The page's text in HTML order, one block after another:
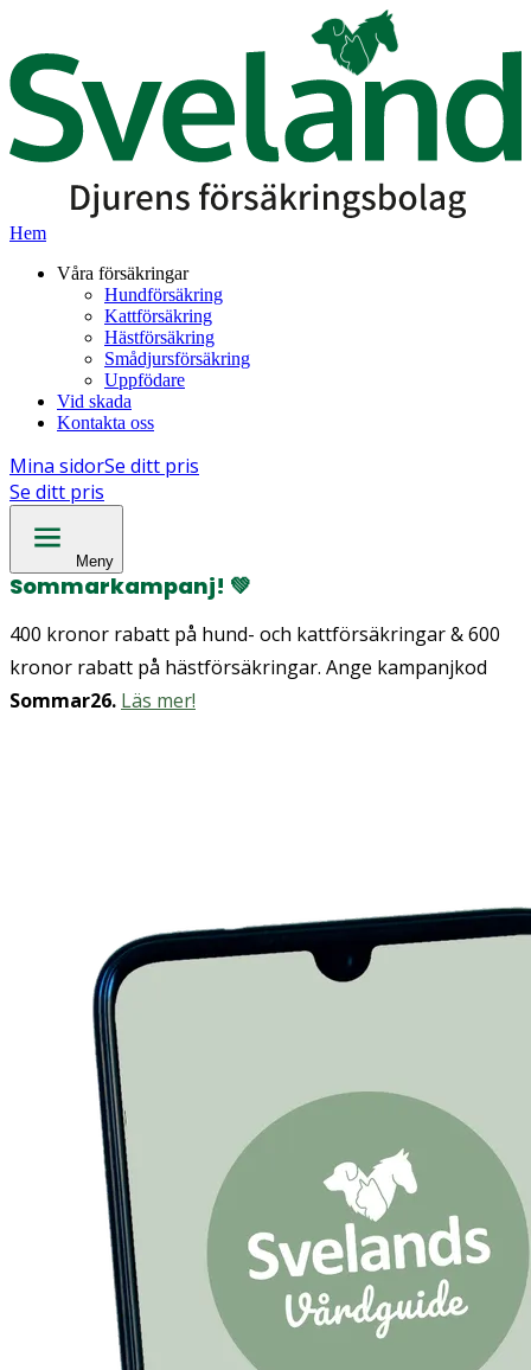
Hem
Våra försäkringar
Hundförsäkring
Kattförsäkring
Hästförsäkring
Smådjursförsäkring
Uppfödare
Vid skada
Kontakta oss
Mina sidorSe ditt pris
Se ditt pris
Meny
Sommarkampanj! 💚
400 kronor rabatt på hund- och kattförsäkringar & 600
kronor rabatt på hästförsäkringar. Ange kampanjkod
Sommar26. Läs mer!